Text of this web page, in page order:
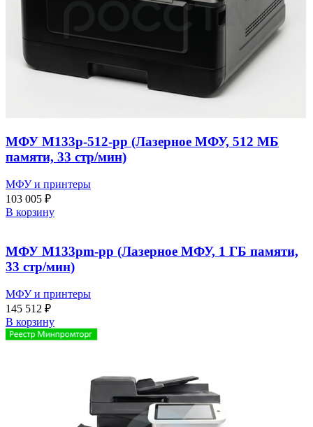
МФУ M133p-512-pp (Лазерное МФУ, 512 МБ
памяти, 33 стр/мин)
МФУ и принтеры
103 005 ₽
В корзину
МФУ M133pm-pp (Лазерное МФУ, 1 ГБ памяти,
33 стр/мин)
МФУ и принтеры
145 512 ₽
В корзину